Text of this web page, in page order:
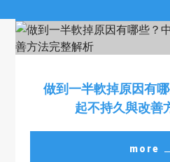
做到一半軟掉原因有
起不持久與改善
more